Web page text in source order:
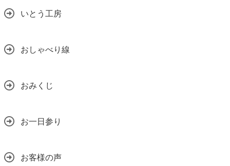
いとう工房
おしゃべり線
おみくじ
お一日参り
お客様の声